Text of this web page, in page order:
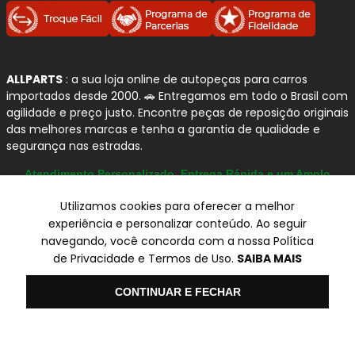
ALLPARTS : a sua loja online de autopeças para carros
importados desde 2000. 🚗 Entregamos em todo o Brasil com
agilidade e preço justo. Encontre peças de reposição originais
das melhores marcas e tenha a garantia de qualidade e
segurança nas estradas.
Atendimento Personalizado, Entrega Rápida e um Amplo
© Copyright 2000-2026
ALLPARTS Com. de Peças Automotivas Ltda.
CNPJ 03.724.695/0001-42 - Av. Avelino Capellato, 450 - Santa
Claudina - Vinhedo/SP - CEP 13284-480.
Utilizamos cookies para oferecer a melhor
experiência e personalizar conteúdo. Ao seguir
navegando, você concorda com a nossa Política
de Privacidade e Termos de Uso. SAIBA MAIS
CONTINUAR E FECHAR